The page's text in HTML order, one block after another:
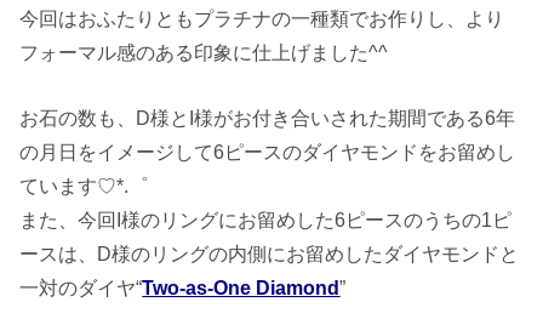
今回はおふたりともプラチナの一種類でお作りし、より
フォーマル感のある印象に仕上げました^^
お石の数も、D様とI様がお付き合いされた期間である6年
の月日をイメージして6ピースのダイヤモンドをお留めし
ています♡*.゜
また、今回I様のリングにお留めした6ピースのうちの1ピ
ースは、D様のリングの内側にお留めしたダイヤモンドと
一対のダイヤ“Two-as-One Diamond”